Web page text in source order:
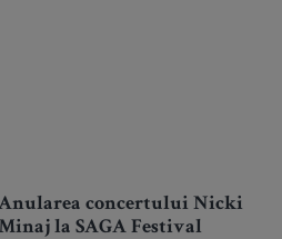
concertului Nicki
la SAGA Festival